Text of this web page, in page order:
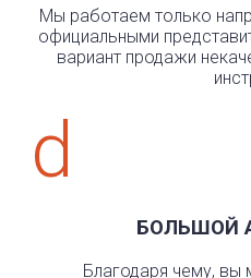
Мы работаем только
официальными
вариант продажи
d
БОЛЬШОЙ
Благодаря чему, вы